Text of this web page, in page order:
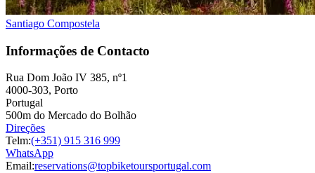
Santiago Compostela
Informações de Contacto
Rua Dom João IV 385, nº1
4000-303, Porto
Portugal
500m do Mercado do Bolhão
Direções
Telm:(+351) 915 316 999
WhatsApp
Email:reservations@topbiketoursportugal.com